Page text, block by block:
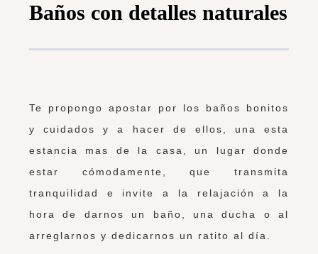
Baños con detalles naturales
Te propongo apostar por los baños bonitos
y cuidados y a hacer de ellos, una esta
estancia mas de la casa, un lugar donde
estar cómodamente, que transmita
tranquilidad e invite a la relajación a la
hora de darnos un baño, una ducha o al
arreglarnos y dedicarnos un ratito al día.